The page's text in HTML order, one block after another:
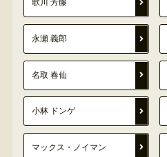
歌川 芳藤
永瀬 義郎
名取 春仙
小林 ドンゲ
マックス・ノイマン